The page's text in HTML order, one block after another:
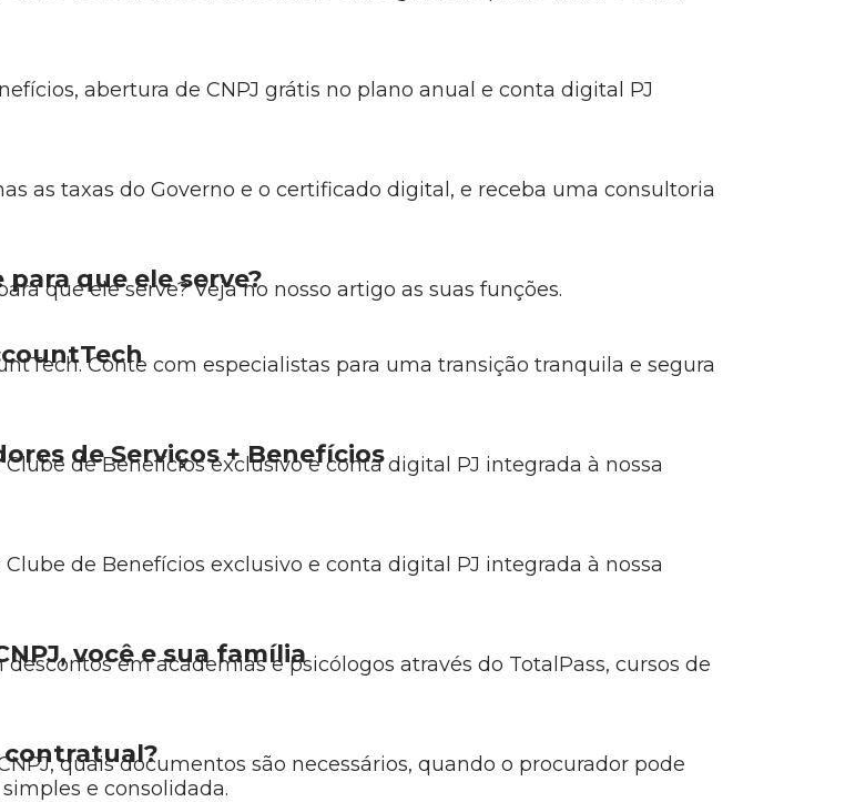
abertura de CNPJ grátis no plano anual e conta digital PJ
as taxas do Governo e o certificado digital, e receba uma consultoria
que ele serve?
que ele serve? Veja no nosso artigo as suas funções.
Conte com especialistas para uma transição tranquila e segura
de Serviços + Benefícios
de Benefícios exclusivo e conta digital PJ integrada à nossa
de Benefícios exclusivo e conta digital PJ integrada à nossa
você e sua família
em academias e psicólogos através do TotalPass, cursos de
contratual?
quais documentos são necessários, quando o procurador pode
e consolidada.